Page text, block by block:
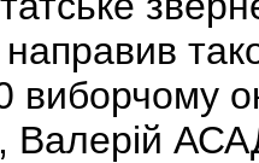
виборчому
Валерій